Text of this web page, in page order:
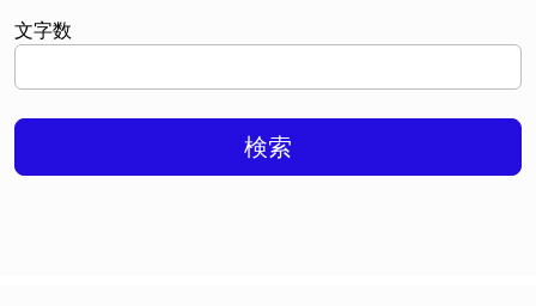
文字数
検索